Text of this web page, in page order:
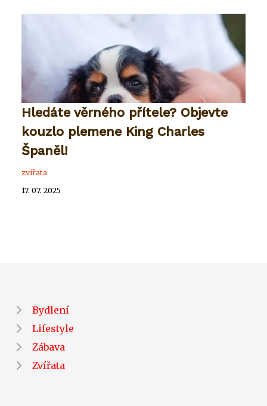
Hledáte věrného přítele? Objevte
kouzlo plemene King Charles
Španěl!
zvířata
17. 07. 2025
Bydlení
Lifestyle
Zábava
Zvířata